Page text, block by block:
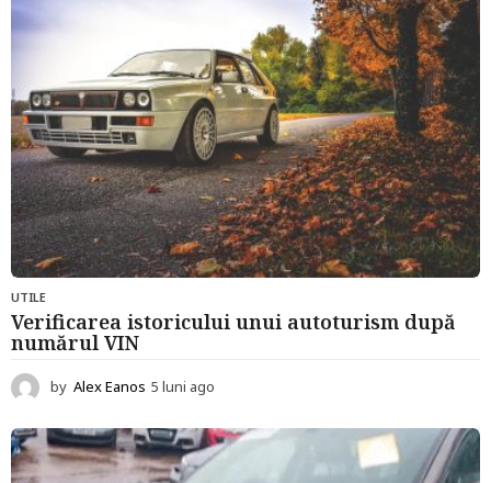
UTILE
Verificarea istoricului unui autoturism după
numărul VIN
by Alex Eanos 5 luni ago
u
n